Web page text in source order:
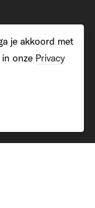
je akkoord met
onze Privacy